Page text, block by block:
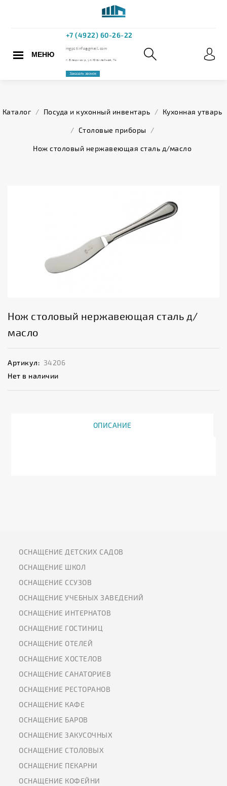
МЕНЮ
Заказать звонок
Каталог / Посуда и кухонный инвентарь / Кухонная утварь
/ Столовые приборы /
Нож столовый нержавеющая сталь д/масло
Нож столовый нержавеющая сталь д/
масло
Артикул: 34206
Нет в наличии
ОПИСАНИЕ
ОСНАЩЕНИЕ ДЕТСКИХ САДОВ
ОСНАЩЕНИЕ ШКОЛ
ОСНАЩЕНИЕ ССУЗОВ
ОСНАЩЕНИЕ УЧЕБНЫХ ЗАВЕДЕНИЙ
ОСНАЩЕНИЕ ИНТЕРНАТОВ
ОСНАЩЕНИЕ ГОСТИНИЦ
ОСНАЩЕНИЕ ОТЕЛЕЙ
ОСНАЩЕНИЕ ХОСТЕЛОВ
ОСНАЩЕНИЕ САНАТОРИЕВ
ОСНАЩЕНИЕ РЕСТОРАНОВ
ОСНАЩЕНИЕ КАФЕ
ОСНАЩЕНИЕ БАРОВ
ОСНАЩЕНИЕ ЗАКУСОЧНЫХ
ОСНАЩЕНИЕ СТОЛОВЫХ
ОСНАЩЕНИЕ ПЕКАРНИ
ОСНАЩЕНИЕ КОФЕЙНИ